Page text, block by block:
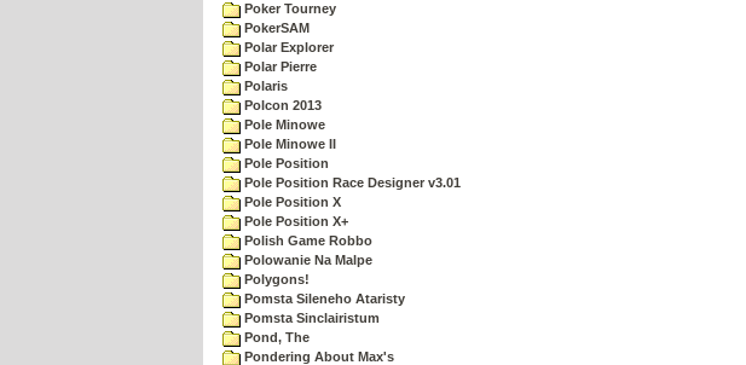
Poker Tourney
PokerSAM
Polar Explorer
Polar Pierre
Polaris
Polcon 2013
Pole Minowe
Pole Minowe II
Pole Position
Pole Position Race Designer v3.01
Pole Position X
Pole Position X+
Polish Game Robbo
Polowanie Na Malpe
Polygons!
Pomsta Sileneho Ataristy
Pomsta Sinclairistum
Pond, The
Pondering About Max's